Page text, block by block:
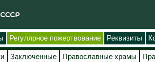
Регулярное пожертвование Реквизиты
Заключенные Православные храмы